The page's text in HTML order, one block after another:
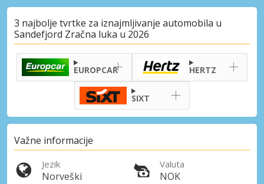
3 najbolje tvrtke za iznajmljivanje automobila u
Sandefjord Zračna luka u 2026
EUROPCAR HERTZ
SIXT
Važne informacije
Jezik
Norveški
Valuta
NOK